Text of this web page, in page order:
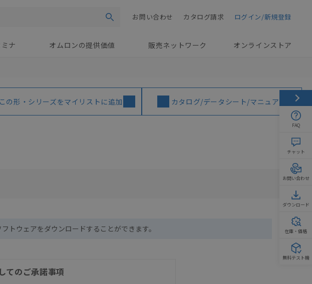
検索 ログイン/新規登録
カタログ請求
お問い合わせ
ナ オムロンの提供価値 販売ネットワーク オンラインストア
この形・シリーズをマイリストに追加 カタログ/データシート/マニュアル
トウェアをダウンロードすることができます。
てのご承諾事項
FAQ
チャット
お問い合わせ
ダウンロード
在庫・価格
無料テスト機